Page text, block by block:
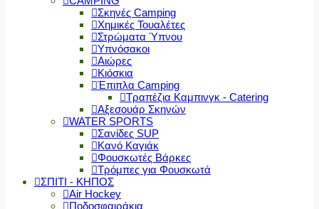
Σκηνές Camping
Χημικές Τουαλέτες
Στρώματα Ύπνου
Υπνόσακοι
Αιώρες
Κιόσκια
Έπιπλα Camping
Τραπέζια Καμπινγκ - Catering
Αξεσουάρ Σκηνών
WATER SPORTS
Σανίδες SUP
Κανό Καγιάκ
Φουσκωτές Βάρκες
Τρόμπες για Φουσκωτά
ΣΠΙΤΙ - ΚΗΠΟΣ
Air Hockey
Ποδοσφαιράκια